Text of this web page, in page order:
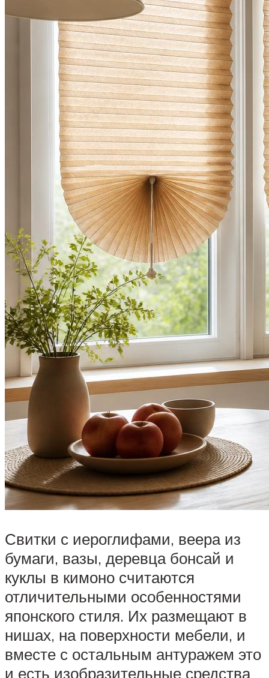
Свитки с иероглифами, веера из
бумаги, вазы, деревца бонсай и
куклы в кимоно считаются
отличительными особенностями
японского стиля. Их размещают в
нишах, на поверхности мебели, и
вместе с остальным антуражем это
и есть изобразительные средства